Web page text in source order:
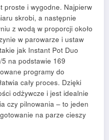
proste i wygodne. Najpierw
skrobi, a następnie
z wodą w proporcji około
w parowarze i ustaw
jak Instant Pot Duo
na podstawie 169
programy do
cały proces. Dzięki
odżywcze i jest idealnie
czy pilnowania – to jeden
na parze cieszy